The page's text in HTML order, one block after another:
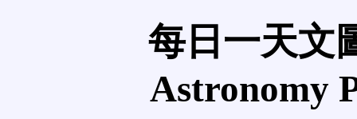
每日一天文
Astronomy